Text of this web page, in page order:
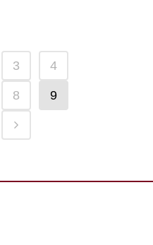
3 4
8 9